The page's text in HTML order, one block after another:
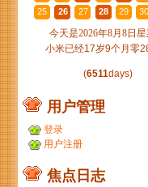
25
26 27 28 29 30
今天是2026年8月8日
小米已经17岁9个月零
(6511days)
用户管理
登录
用户注册
焦点日志